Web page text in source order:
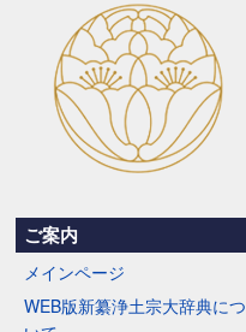
ご案内
メインページ
WEB版新纂浄土宗大辞典につ